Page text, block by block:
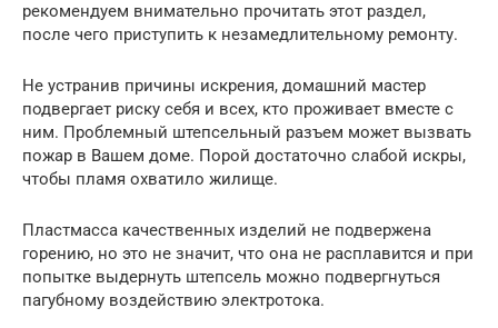
рекомендуем внимательно прочитать этот раздел,
после чего приступить к незамедлительному ремонту.
Не устранив причины искрения, домашний мастер
подвергает риску себя и всех, кто проживает вместе с
ним. Проблемный штепсельный разъем может вызвать
пожар в Вашем доме. Порой достаточно слабой искры,
чтобы пламя охватило жилище.
Пластмасса качественных изделий не подвержена
горению, но это не значит, что она не расплавится и при
попытке выдернуть штепсель можно подвергнуться
пагубному воздействию электротока.